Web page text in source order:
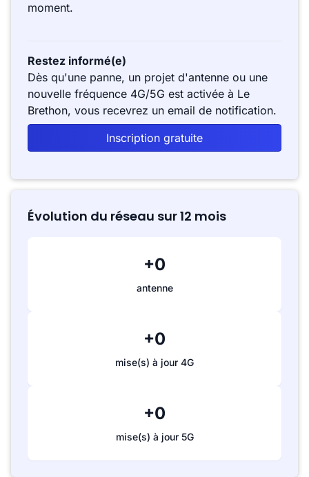
moment.
Restez informé(e)
Dès qu'une panne, un projet d'antenne ou une
nouvelle fréquence 4G/5G est activée à Le
Brethon, vous recevrez un email de notification.
Inscription gratuite
Évolution du réseau sur 12 mois
+0
antenne
+0
mise(s) à jour 4G
+0
mise(s) à jour 5G